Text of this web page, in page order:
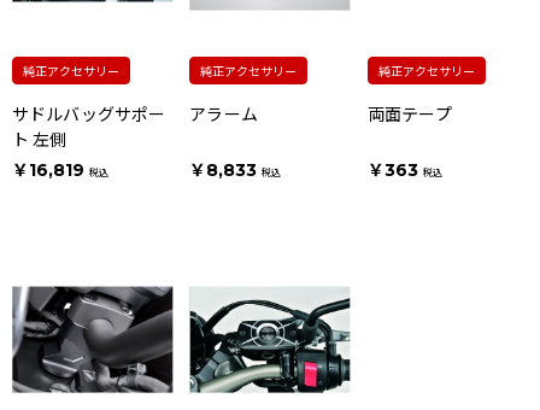
純正アクセサリー
サドルバッグサポー
ト 左側
￥16,819 税込
純正アクセサリー
アラーム
￥8,833 税込
純正アクセサリー
両面テープ
￥363 税込